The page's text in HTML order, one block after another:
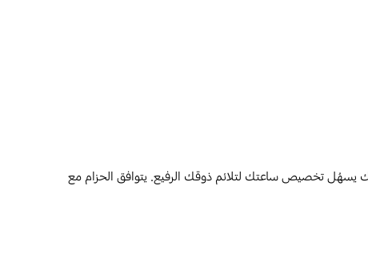
يسهُل تخصيص ساعتك لتلائم ذوقك الرفيع. يتوافق الحزام مع